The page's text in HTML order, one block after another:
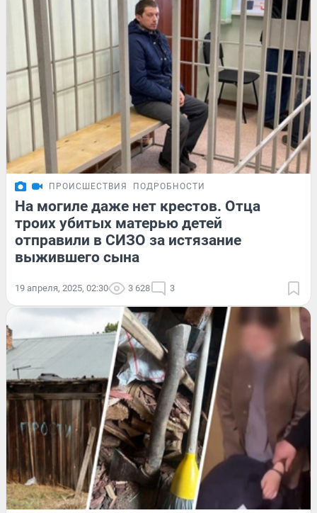
ПРОИСШЕСТВИЯ ПОДРОБНОСТИ
На могиле даже нет крестов. Отца
троих убитых матерью детей
отправили в СИЗО за истязание
выжившего сына
19 апреля, 2025, 02:30 3 628 3